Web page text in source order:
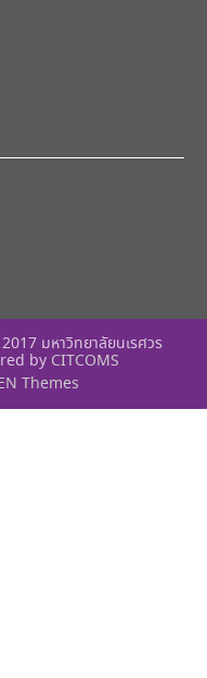
มหาวิทยาลัยนเรศวร
by CITCOMS
Themes